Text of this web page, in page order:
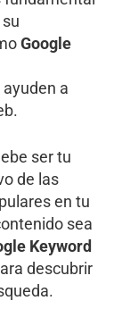
Google
a
ser tu
de las
en tu
sea
Keyword
descubrir